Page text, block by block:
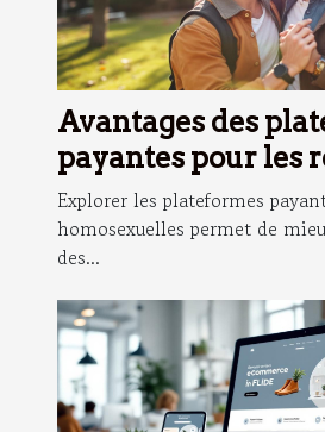
Avantages des
payantes pour les
homosexuelles
Explorer les plateformes
homosexuelles permet de
des...